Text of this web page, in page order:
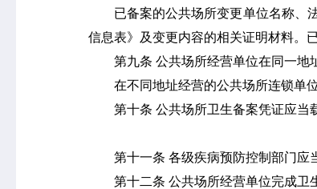
已备案的公共场所变更单位名称、
信息表》及变更内容的相关证明材料。
第九条 公共场所经营单位在同一地
在不同地址经营的公共场所连锁单
第十条 公共场所卫生备案凭证应当
第十一条 各级疾病预防控制部门应
第十二条 公共场所经营单位完成卫